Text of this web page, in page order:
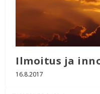
Ilmoitus ja
16.8.2017